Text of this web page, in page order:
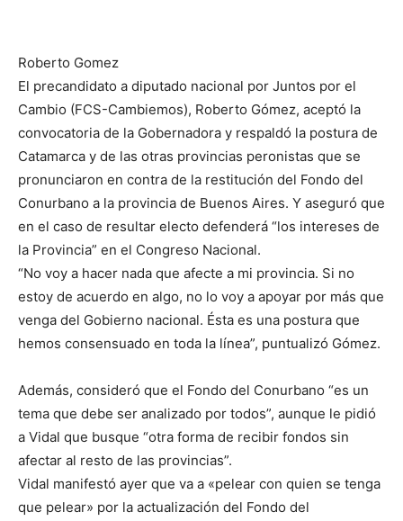
Roberto Gomez
El precandidato a diputado nacional por Juntos por el
Cambio (FCS-Cambiemos), Roberto Gómez, aceptó la
convocatoria de la Gobernadora y respaldó la postura de
Catamarca y de las otras provincias peronistas que se
pronunciaron en contra de la restitución del Fondo del
Conurbano a la provincia de Buenos Aires. Y aseguró que
en el caso de resultar electo defenderá “los intereses de
la Provincia” en el Congreso Nacional.
“No voy a hacer nada que afecte a mi provincia. Si no
estoy de acuerdo en algo, no lo voy a apoyar por más que
venga del Gobierno nacional. Ésta es una postura que
hemos consensuado en toda la línea”, puntualizó Gómez.
Además, consideró que el Fondo del Conurbano “es un
tema que debe ser analizado por todos”, aunque le pidió
a Vidal que busque “otra forma de recibir fondos sin
afectar al resto de las provincias”.
Vidal manifestó ayer que va a «pelear con quien se tenga
que pelear» por la actualización del Fondo del